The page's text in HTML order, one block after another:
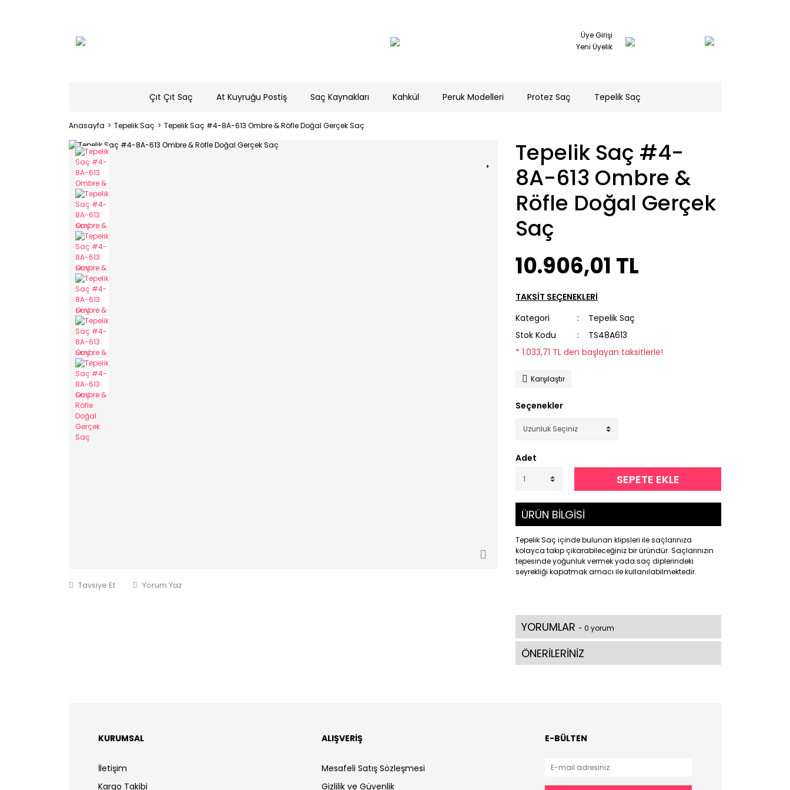
Üye Girişi
Yeni Üyelik
Çıt Çıt Saç At Kuyruğu Postiş Saç Kaynakları Kahkül Peruk Modelleri Protez Saç Tepelik Saç
Anasayfa Tepelik Saç Tepelik Saç #4-8A-613 Ombre & Röfle Doğal Gerçek Saç
Tavsiye Et Yorum Yaz
Tepelik Saç #4-
8A-613 Ombre &
Röfle Doğal Gerçek
Saç
10.906,01 TL
TAKSİT SEÇENEKLERİ
Kategori
Tepelik Saç
Stok Kodu
TS48A613
* 1.033,71 TL den başlayan taksitlerle!
Karşılaştır
Seçenekler
Adet
SEPETE EKLE
ÜRÜN BİLGİSİ
Tepelik Saç içinde bulunan klipsleri ile saçlarınıza
kolayca takıp çıkarabileceğiniz bir üründür. Saçlarınızın
tepesinde yoğunluk vermek yada saç diplerindeki
seyrekliği kapatmak amacı ile kullanılabilmektedir.
YORUMLAR - 0 yorum
ÖNERİLERİNİZ
KURUMSAL
İletişim
Kargo Takibi
ALIŞVERİŞ
Mesafeli Satış Sözleşmesi
Gizlilik ve Güvenlik
E-BÜLTEN